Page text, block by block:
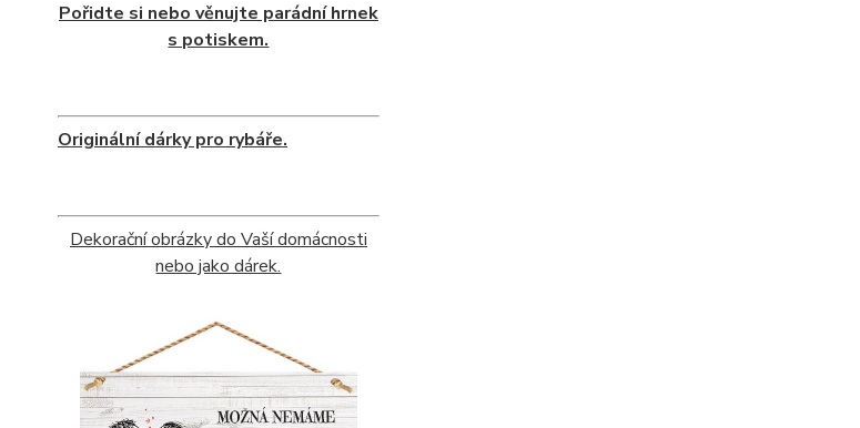
Pořidte si nebo věnujte parádní hrnek
s potiskem.
Originální dárky pro rybáře.
Dekorační obrázky do Vaší domácnosti
nebo jako dárek.